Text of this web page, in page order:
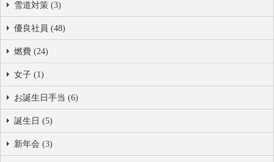
雪道対策 (3)
優良社員 (48)
燃費 (24)
女子 (1)
お誕生日手当 (6)
誕生日 (5)
新年会 (3)